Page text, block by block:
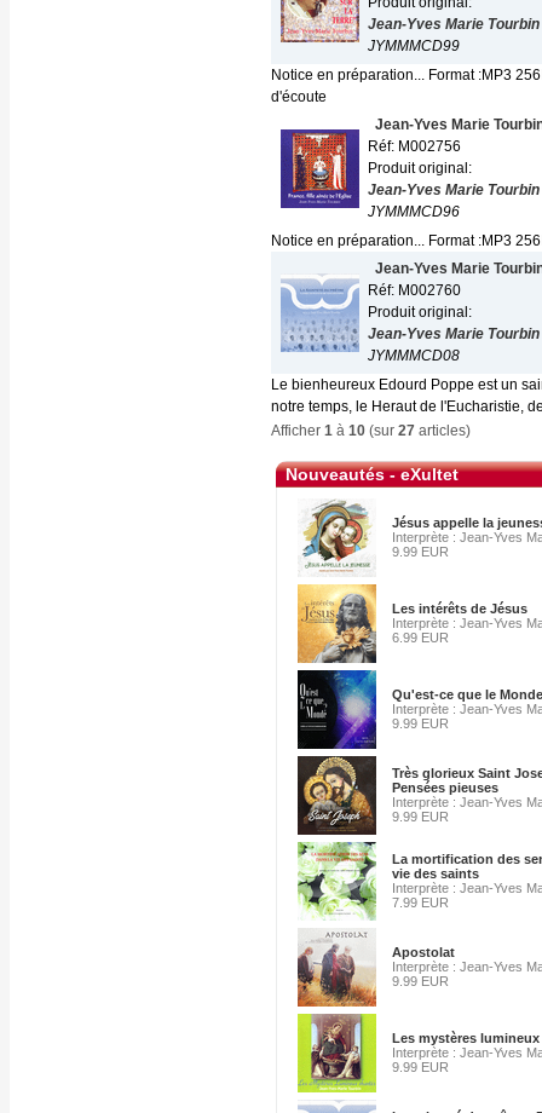
Jean-Yves Marie Tourbin
JYMMMCD99
Notice en préparation... Format :MP3
d'écoute
Jean-Yves Marie
Réf: M002756
Produit original:
Jean-Yves Marie Tourbin
JYMMMCD96
Notice en préparation... Format :MP3
Jean-Yves Marie
Réf: M002760
Produit original:
Jean-Yves Marie Tourbin
JYMMMCD08
Le bienheureux Edourd Poppe est un
notre temps, le Heraut de l'Eucharistie,
Afficher 1 à 10 (sur 27 articles)
Nouveautés - eXultet
Jésus appelle la
Interprète : Jean-Yves
9.99 EUR
Les intérêts de Jésus
Interprète : Jean-Yves
6.99 EUR
Qu'est-ce que le
Interprète : Jean-Yves
9.99 EUR
Très glorieux Saint
Pensées pieuses
Interprète : Jean-Yves
9.99 EUR
La mortification des
vie des saints
Interprète : Jean-Yves
7.99 EUR
Apostolat
Interprète : Jean-Yves
9.99 EUR
Les mystères
Interprète : Jean-Yves
9.99 EUR